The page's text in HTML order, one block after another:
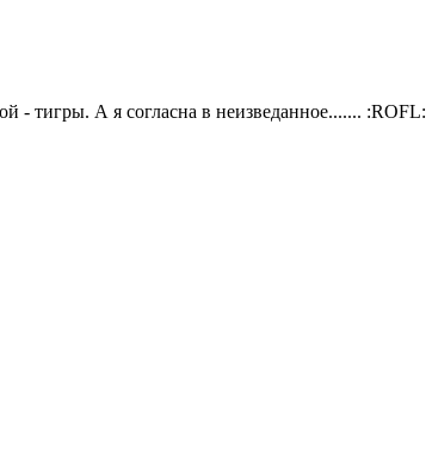
- тигры. А я согласна в неизведанное....... :ROFL: